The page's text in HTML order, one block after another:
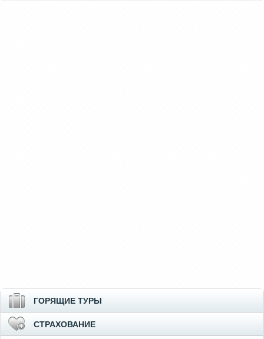
ГОРЯЩИЕ ТУРЫ
СТРАХОВАНИЕ